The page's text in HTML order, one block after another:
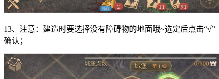
13、注意：建造时要选择没有障碍物的地面哦~选定后点击“√”
确认；